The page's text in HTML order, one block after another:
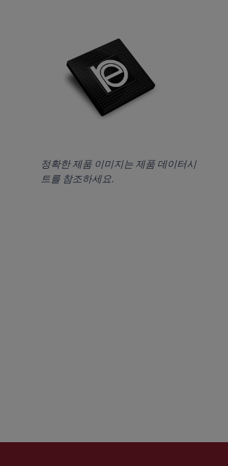
정확한 제품 이미지는 제품 데이터시
트를 참조하세요.